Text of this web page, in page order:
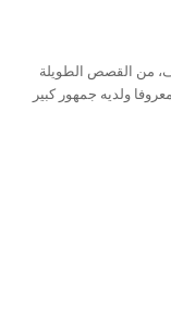
من القصص الطويلة
ولديه جمهور كبير